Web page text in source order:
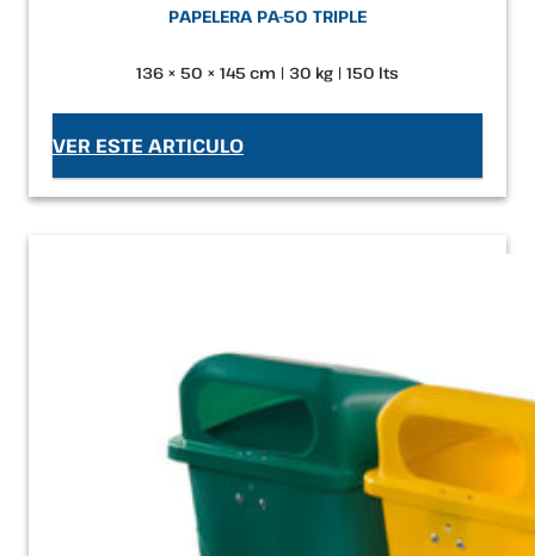
PAPELERA PA-50 TRIPLE
136 × 50 × 145 cm | 30 kg | 150 lts
VER ESTE ARTICULO